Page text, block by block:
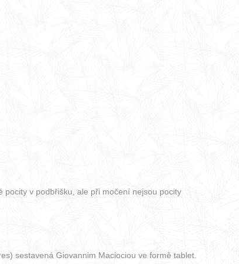
v podbřišku, ale při močení nejsou pocity
sestavená Giovannim Maciociou ve formě tablet.